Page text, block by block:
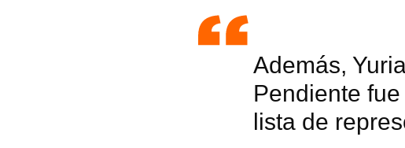
Además,
Pendiente
lista de